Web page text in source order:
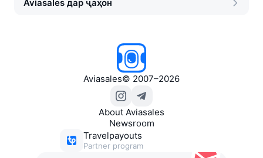
Aviasales дар ҷаҳон
Aviasales© 2007–2026
About Aviasales
Newsroom
Travelpayouts
Partner program